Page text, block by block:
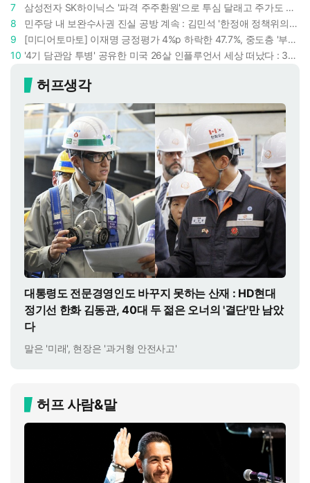
7
삼성전자 SK하이닉스 '파격 주주환원'으로 투심 달래고 주가도 받칠까, 100조 넘는 추가 배당 재원에 쏠리는 눈
8
민주당 내 보완수사권 진실 공방 계속 : 김민석 '한정애 정책위의장' 발언 근거로 내세우자 사무총장 지낸 조승래 반박
9
[미디어토마토] 이재명 긍정평가 4%p 하락한 47.7%, 중도층 '부정 49.7% vs 긍정 42.9%'
10
'4기 담관암 투병' 공유한 미국 26살 인플루언서 세상 떠났다 : 3년간 보여준 희망과 용기
허프생각
대통령도 전문경영인도 바꾸지 못하는 산재 : HD현대
정기선 한화 김동관, 40대 두 젊은 오너의 '결단'만 남았
다
말은 '미래', 현장은 '과거형 안전사고'
허프 사람&말